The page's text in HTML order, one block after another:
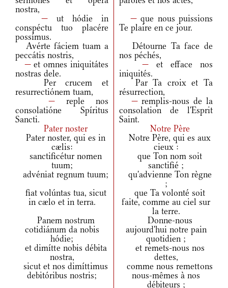
nostra,
— ut hódie in
conspéctu tuo placére
possímus.
— que nous puissions
Te plaire en ce jour.
Avérte fáciem tuam a
peccátis nostris,
Détourne Ta face de
nos péchés,
—et omnes iniquitátes
nostras dele.
— et efface nos
iniquités.
Per crucem et
resurrectiónem tuam,
Par Ta croix et Ta
résurrection,
— reple nos
consolatióne Spíritus
Sancti.
—remplis-nous de la
consolation de l'Esprit
Saint.
Pater noster
Notre Père
Pater noster, qui es in
cælis:
Notre Père, qui es aux
cieux :
sanctificétur nomen
tuum;
que Ton nom soit
sanctifié ;
advéniat regnum tuum;
qu'advienne Ton règne
;
fiat volúntas tua, sicut
in cælo et in terra.
que Ta volonté soit
faite, comme au ciel sur
la terre.
Panem nostrum
cotidiánum da nobis
hódie;
Donne-nous
aujourd'hui notre pain
quotidien ;
et dimítte nobis débita
nostra,
et remets-nous nos
dettes,
sicut et nos dimíttimus
debitóribus nostris;
comme nous remettons
nous-mêmes à nos
débiteurs ;